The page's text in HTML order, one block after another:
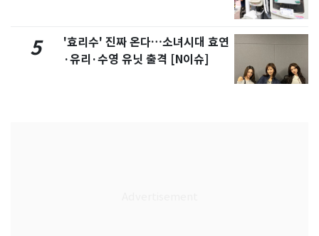
5
'효리수' 진짜 온다…소녀시대 효연
·유리·수영 유닛 출격 [N이슈]